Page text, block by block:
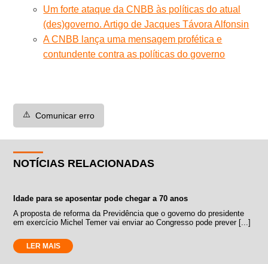
Um forte ataque da CNBB às políticas do atual
(des)governo. Artigo de Jacques Távora Alfonsin
A CNBB lança uma mensagem profética e
contundente contra as políticas do governo
⚠️ Comunicar erro
NOTÍCIAS RELACIONADAS
Idade para se aposentar pode chegar a 70 anos
A proposta de reforma da Previdência que o governo do presidente
em exercício Michel Temer vai enviar ao Congresso pode prever [...]
LER MAIS